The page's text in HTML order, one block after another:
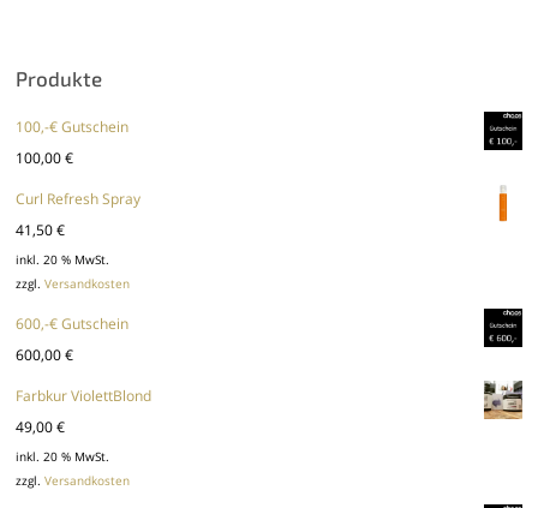
Produkte
100,-€ Gutschein
100,00€
Curl Refresh Spray
41,50€
inkl. 20 % MwSt.
zzgl.Versandkosten
600,-€ Gutschein
600,00€
Farbkur ViolettBlond
49,00€
inkl. 20 % MwSt.
zzgl.Versandkosten